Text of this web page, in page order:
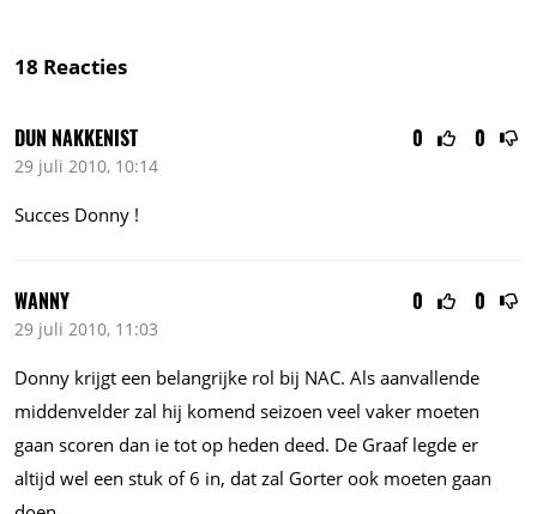
18 Reacties
0 0
DUN NAKKENIST
29 juli 2010, 10:14
Succes Donny !
0 0
WANNY
29 juli 2010, 11:03
Donny krijgt een belangrijke rol bij NAC. Als aanvallende
middenvelder zal hij komend seizoen veel vaker moeten
gaan scoren dan ie tot op heden deed. De Graaf legde er
altijd wel een stuk of 6 in, dat zal Gorter ook moeten gaan